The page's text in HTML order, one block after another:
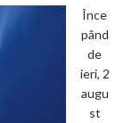
Înce
pând
de
ieri, 2
augu
st